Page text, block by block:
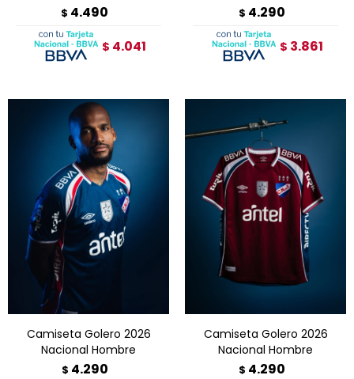
$ 4.490
$ 4.041
$ 4.290
$ 3.861
Camiseta Golero 2026
Nacional Hombre
$ 4.290
Camiseta Golero 2026
Nacional Hombre
$ 4.290